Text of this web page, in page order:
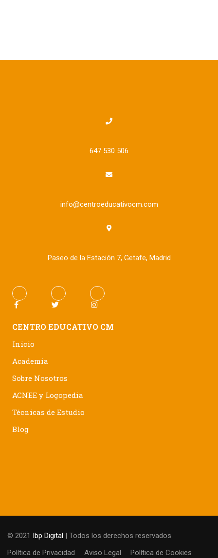
647 530 506
info@centroeducativocm.com
Paseo de la Estación 7, Getafe, Madrid
CENTRO EDUCATIVO CM
Inicio
Academia
Sobre Nosotros
ACNEE y Logopedia
Técnicas de Estudio
Blog
© 2021 Ibp Digital
| Todos los derechos reservados
Política de Privacidad
Aviso Legal Política de Cookies